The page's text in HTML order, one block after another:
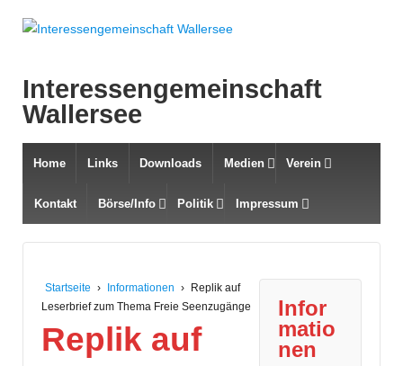
Interessengemeinschaft
Wallersee
Home Links Downloads Medien Verein
Kontakt Börse/Info Politik Impressum
Startseite › Informationen ›
Replik auf
Leserbrief zum Thema Freie Seenzugänge
Replik auf
Infor
matio
nen